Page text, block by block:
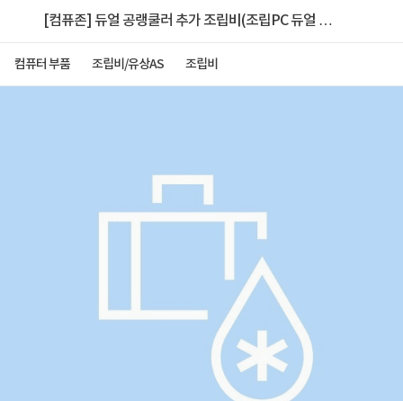
[컴퓨존] 듀얼 공랭쿨러 추가 조립비(조립PC 듀얼 공랭
컴퓨터 부품 조립비/유상AS 조립비